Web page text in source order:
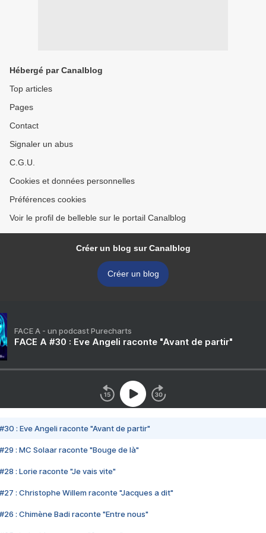
Hébergé par Canalblog
Top articles
Pages
Contact
Signaler un abus
C.G.U.
Cookies et données personnelles
Préférences cookies
Voir le profil de belleble sur le portail Canalblog
Créer un blog sur Canalblog
Créer un blog
FACE A - un podcast Purecharts
FACE A #30 : Eve Angeli raconte "Avant de partir"
#30 : Eve Angeli raconte "Avant de partir"
#29 : MC Solaar raconte "Bouge de là"
#28 : Lorie raconte "Je vais vite"
#27 : Christophe Willem raconte "Jacques a dit"
#26 : Chimène Badi raconte "Entre nous"